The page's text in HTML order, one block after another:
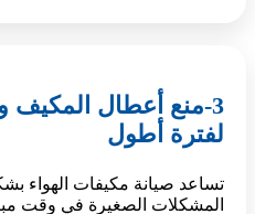
3-منع أعطال المكيف
لفترة أطول
تساعد صيانة مكيفات الهواء
المشكلات الصغيرة في وقت